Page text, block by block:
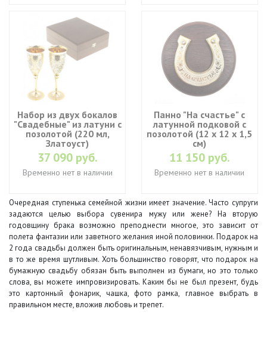
Набор из двух бокалов
"Свадебные" из латуни с
позолотой (220 мл,
Златоуст)
37 090 руб.
Временно нет в наличии
Панно "На счастье" с
латунной подковой с
позолотой (12 х 12 х 1,5
см)
11 150 руб.
Временно нет в наличии
Очередная ступенька семейной жизни имеет значение.Часто супруги
задаются
целью выбора сувенира мужу или жене? На
вторую
годовщину брака возможно преподнести многое, это зависит от
полета фантазии или заветного желания иной половинки. Подарок на
2 года свадьбы должен быть оригинальным,ненавязчивым, нужным и
в то же время шутливым. Хоть большинство говорят, что подарок на
бумажную свадьбу обязан быть выполнен из бумаги,но это только
слова,вы можете импровизировать. Каким бы не был презент,будь
это
картонный фонарик, чашка, фото рамка, главное выбрать в
правильном месте,вложив любовьи трепет.